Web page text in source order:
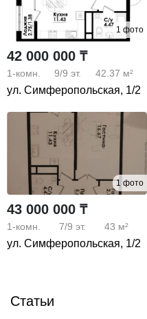
1 фото
42 000 000 ₸
1-комн. 9/9 эт. 42.37 м²
ул. Симферопольская, 1/2
1 фото
43 000 000 ₸
1-комн. 7/9 эт. 43 м²
ул. Симферопольская, 1/2
Статьи